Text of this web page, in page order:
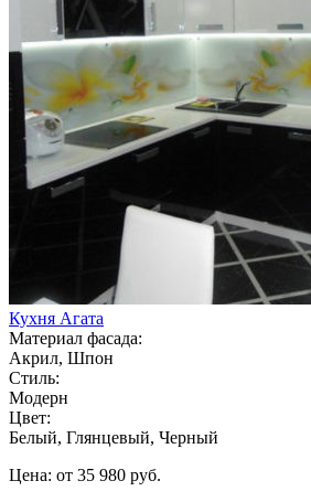
Кухня Агата
Материал фасада:
Акрил, Шпон
Стиль:
Модерн
Цвет:
Белый, Глянцевый, Черный
Цена: от 35 980 руб.